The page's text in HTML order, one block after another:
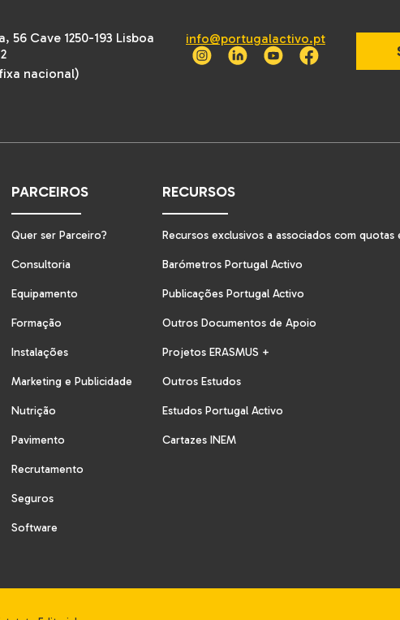
56 Cave 1250-193 Lisboa
nacional)
info@portugalactivo.pt
PARCEIROS
Quer ser Parceiro?
Consultoria
Equipamento
Formação
Instalações
Marketing e Publicidade
Nutrição
Pavimento
Recrutamento
Seguros
Software
RECURSOS
Recursos exclusivos a associados com quotas
Barómetros Portugal Activo
Publicações Portugal Activo
Outros Documentos de Apoio
Projetos ERASMUS +
Outros Estudos
Estudos Portugal Activo
Cartazes INEM